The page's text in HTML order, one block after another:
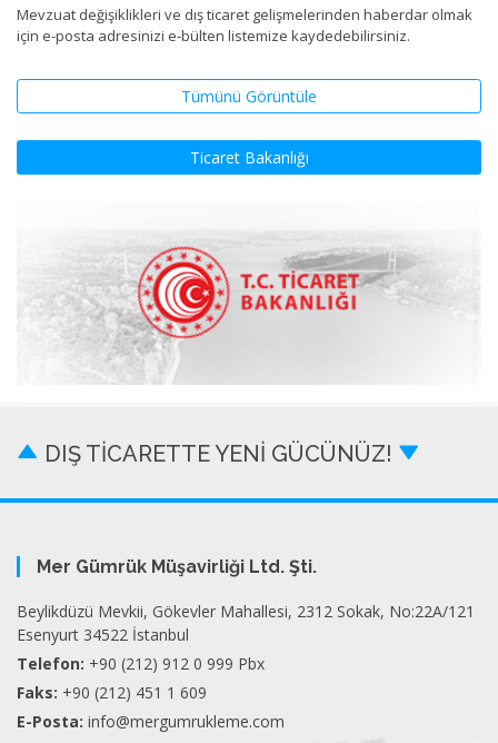
Mevzuat değişiklikleri ve dış ticaret gelişmelerinden haberdar olmak
için e-posta adresinizi e-bülten listemize kaydedebilirsiniz.
Tümünü Görüntüle
Ticaret Bakanlığı
DIŞ TİCARETTE YENİ GÜCÜNÜZ!
Mer Gümrük Müşavirliği Ltd. Şti.
Beylikdüzü Mevkii, Gökevler Mahallesi, 2312 Sokak, No:22A/121
Esenyurt 34522 İstanbul
Telefon: +90 (212) 912 0 999 Pbx
Faks: +90 (212) 451 1 609
E-Posta: info@mergumrukleme.com